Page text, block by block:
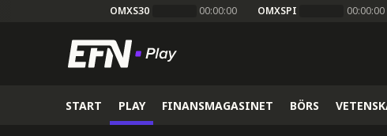
OMXS30 00:00:00 OMXSPI 00:00:00
START PLAY FINANSMAGASINET BÖRS